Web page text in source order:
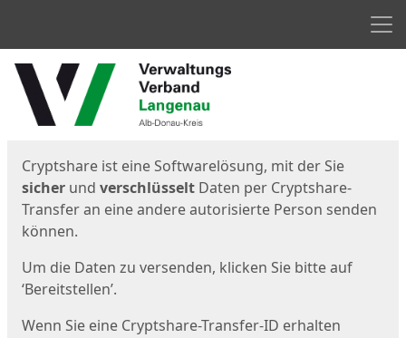
Start
Cryptshare ist eine Softwarelösung, mit der Sie
sicher und verschlüsselt Daten per Cryptshare-
Transfer an eine andere autorisierte Person senden
können.
Um die Daten zu versenden, klicken Sie bitte auf
‘Bereitstellen’.
Wenn Sie eine Cryptshare-Transfer-ID erhalten